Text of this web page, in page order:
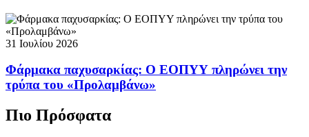
31 Ιουλίου 2026
Φάρμακα παχυσαρκίας: Ο ΕΟΠΥΥ πληρώνει την
τρύπα του «Προλαμβάνω»
Πιο Πρόσφατα